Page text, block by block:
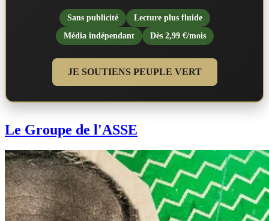
Sans publicité
Lecture plus fluide
Média indépendant
Dès 2,99 €/mois
JE SOUTIENS PEUPLE VERT
Le Groupe de l'ASSE